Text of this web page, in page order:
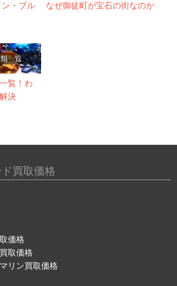
・ブル
なぜ御徒町が宝石の街なのか
覧！わ
決
買取価格
価格
取価格
リン買取価格